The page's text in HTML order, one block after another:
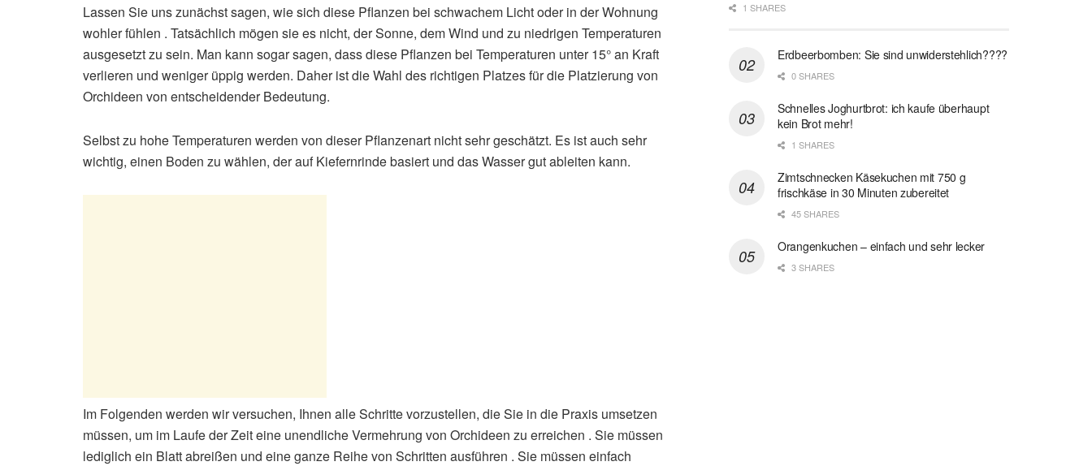
Lassen Sie uns zunächst sagen, wie sich diese Pflanzen bei schwachem Licht oder in der Wohnung
wohler fühlen . Tatsächlich mögen sie es nicht, der Sonne, dem Wind und zu niedrigen Temperaturen
ausgesetzt zu sein. Man kann sogar sagen, dass diese Pflanzen bei Temperaturen unter 15° an Kraft
verlieren und weniger üppig werden. Daher ist die Wahl des richtigen Platzes für die Platzierung von
Orchideen von entscheidender Bedeutung.
Selbst zu hohe Temperaturen werden von dieser Pflanzenart nicht sehr geschätzt. Es ist auch sehr
wichtig, einen Boden zu wählen, der auf Kiefernrinde basiert und das Wasser gut ableiten kann.
Im Folgenden werden wir versuchen, Ihnen alle Schritte vorzustellen, die Sie in die Praxis umsetzen
müssen, um im Laufe der Zeit eine unendliche Vermehrung von Orchideen zu erreichen . Sie müssen
lediglich ein Blatt abreißen und eine ganze Reihe von Schritten ausführen . Sie müssen einfach
1 SHARES
Erdbeerbomben: Sie sind unwiderstehlich????
0 SHARES
Schnelles Joghurtbrot: ich kaufe überhaupt
kein Brot mehr!
1 SHARES
Zimtschnecken Käsekuchen mit 750 g
frischkäse in 30 Minuten zubereitet
45 SHARES
Orangenkuchen – einfach und sehr lecker
3 SHARES